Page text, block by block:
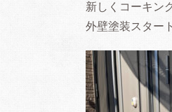
新しくコーキン
外壁塗装スター